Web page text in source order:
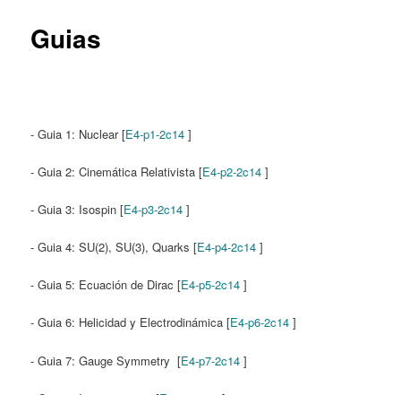
content
Guias
- Guia 1: Nuclear [E4-p1-2c14 ]
- Guia 2: Cinemática Relativista [E4-p2-2c14 ]
- Guia 3: Isospin [E4-p3-2c14 ]
- Guia 4: SU(2), SU(3), Quarks [E4-p4-2c14 ]
- Guia 5: Ecuación de Dirac [E4-p5-2c14 ]
- Guia 6: Helicidad y Electrodinámica [E4-p6-2c14 ]
- Guia 7: Gauge Symmetry [E4-p7-2c14 ]